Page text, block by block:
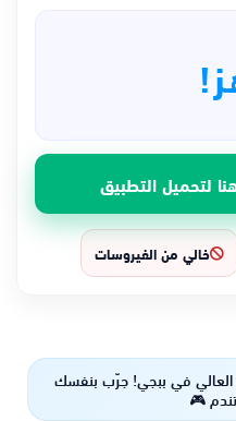
لتحميل التطبيق
خالي من الفيروسات
العالي في ببجي! جرّب بنفسك
🎮